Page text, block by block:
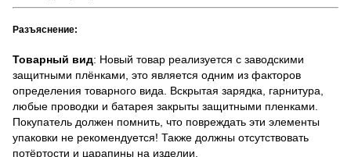
Разъяснение:
Товарный вид: Новый товар реализуется с заводскими
защитными плёнками, это является одним из факторов
определения товарного вида. Вскрытая зарядка, гарнитура,
любые проводки и батарея закрыты защитными пленками.
Покупатель должен помнить, что повреждать эти элементы
упаковки не рекомендуется! Также должны отсутствовать
потёртости и царапины на изделии.